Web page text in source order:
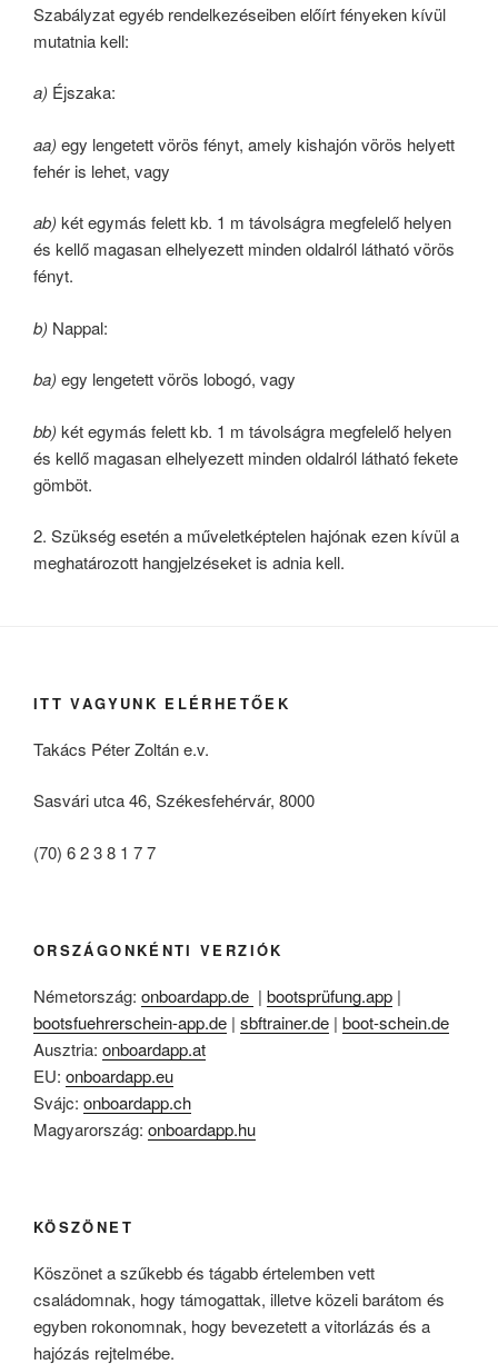
Szabályzat egyéb rendelkezéseiben előírt fényeken kívül
mutatnia kell:
a) Éjszaka:
aa) egy lengetett vörös fényt, amely kishajón vörös helyett
fehér is lehet, vagy
ab) két egymás felett kb. 1 m távolságra megfelelő helyen
és kellő magasan elhelyezett minden oldalról látható vörös
fényt.
b) Nappal:
ba) egy lengetett vörös lobogó, vagy
bb) két egymás felett kb. 1 m távolságra megfelelő helyen
és kellő magasan elhelyezett minden oldalról látható fekete
gömböt.
2. Szükség esetén a műveletképtelen hajónak ezen kívül a
meghatározott hangjelzéseket is adnia kell.
ITT VAGYUNK ELÉRHETŐEK
Takács Péter Zoltán e.v.
Sasvári utca 46, Székesfehérvár, 8000
(70) 6 2 3 8 1 7 7
ORSZÁGONKÉNTI VERZIÓK
Németország: onboardapp.de | bootsprüfung.app |
bootsfuehrerschein-app.de | sbftrainer.de | boot-schein.de
Ausztria: onboardapp.at
EU: onboardapp.eu
Svájc: onboardapp.ch
Magyarország: onboardapp.hu
KÖSZÖNET
Köszönet a szűkebb és tágabb értelemben vett
családomnak, hogy támogattak, illetve közeli barátom és
egyben rokonomnak, hogy bevezetett a vitorlázás és a
hajózás rejtelmébe.